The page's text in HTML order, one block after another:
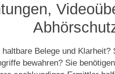
Belege und
bewahren? Sie